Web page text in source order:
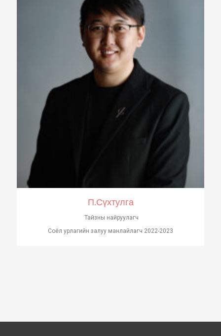
П.Сүхтулга
Тайзны найруулагч
Соёл урлагийн залуу манлайлагч 2022-2023